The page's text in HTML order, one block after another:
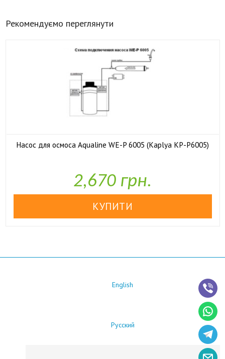
Рекомендуємо переглянути
Насос для осмоса Aqualine WE-P 6005 (Kaplya KP-P6005)
2,670 грн.
English
Русский